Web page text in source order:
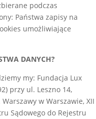
podczas
Państwa zapisy na
umożliwiające
DANYCH?
my: Fundacja Lux
przy ul. Leszno 14,
w Warszawie, XII
Sądowego do Rejestru